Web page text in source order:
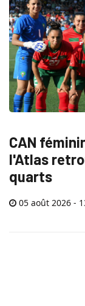
CAN
l'Atlas
quarts
05 août 2026 -